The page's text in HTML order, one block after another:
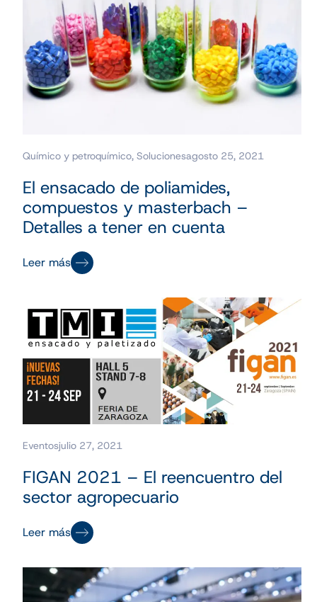
Químico y petroquímico,Solucionesagosto 25, 2021
El ensacado de poliamides,
compuestos y masterbach –
Detalles a tener en cuenta
Leer más
Eventosjulio 27, 2021
FIGAN 2021 – El reencuentro del
sector agropecuario
Leer más